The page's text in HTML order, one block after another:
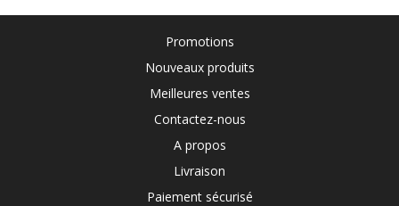
Promotions
Nouveaux produits
Meilleures ventes
Contactez-nous
A propos
Livraison
Paiement sécurisé